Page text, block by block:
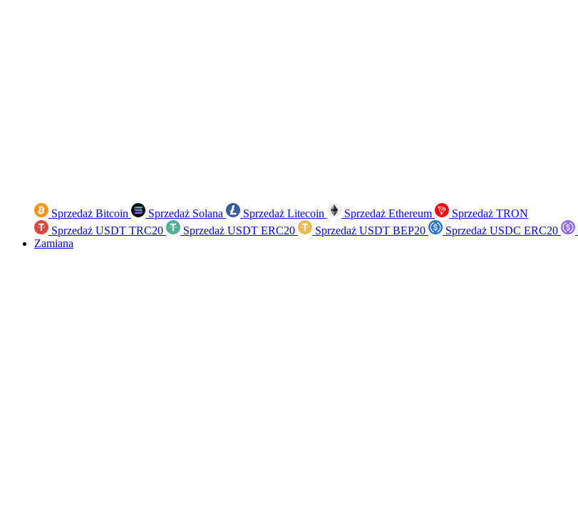
Sprzedaż Bitcoin Sprzedaż Solana Sprzedaż Litecoin Sprzedaż Ethereum
Sprzedaż TRON
Sprzedaż USDT TRC20
Sprzedaż USDT ERC20 Sprzedaż USDT BEP20 Sprzedaż USDC ERC20
Zamiana